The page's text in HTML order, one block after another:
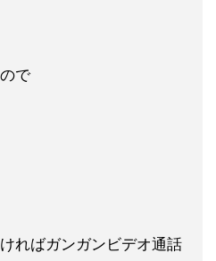
で
ればガンガンビデオ通話